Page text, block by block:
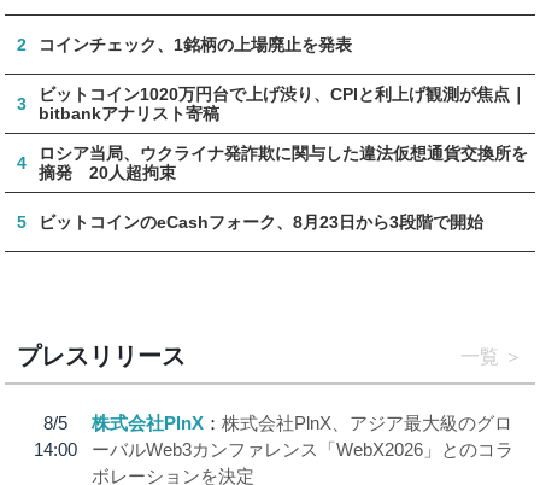
2 コインチェック、1銘柄の上場廃止を発表
3
ビットコイン1020万円台で上げ渋り、CPIと利上げ観測が焦点｜
bitbankアナリスト寄稿
4
ロシア当局、ウクライナ発詐欺に関与した違法仮想通貨交換所を
摘発 20人超拘束
5 ビットコインのeCashフォーク、8月23日から3段階で開始
プレスリリース 一覧
8/5
14:00
株式会社PlnX
株式会社PlnX、アジア最大級のグロ
ーバルWeb3カンファレンス「WebX2026」とのコラ
ボレーションを決定